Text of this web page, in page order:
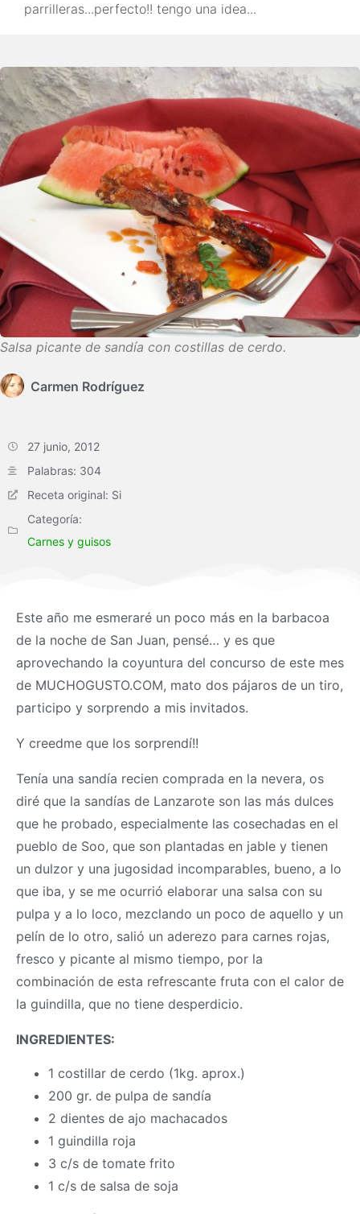
parrilleras...perfecto!! tengo una idea...
Salsa picante de sandía con costillas de cerdo.
Carmen Rodríguez
27 junio, 2012
Palabras: 304
Receta original: Si
Categoría:
Carnes y guisos
Este año me esmeraré un poco más en la barbacoa
de la noche de San Juan, pensé… y es que
aprovechando la coyuntura del concurso de este mes
de MUCHOGUSTO.COM, mato dos pájaros de un tiro,
participo y sorprendo a mis invitados.
Y creedme que los sorprendí!!
Tenía una sandía recien comprada en la nevera, os
diré que la sandías de Lanzarote son las más dulces
que he probado, especialmente las cosechadas en el
pueblo de Soo, que son plantadas en jable y tienen
un dulzor y una jugosidad incomparables, bueno, a lo
que iba, y se me ocurrió elaborar una salsa con su
pulpa y a lo loco, mezclando un poco de aquello y un
pelín de lo otro, salió un aderezo para carnes rojas,
fresco y picante al mismo tiempo, por la
combinación de esta refrescante fruta con el calor de
la guindilla, que no tiene desperdicio.
INGREDIENTES:
1 costillar de cerdo (1kg. aprox.)
200 gr. de pulpa de sandía
2 dientes de ajo machacados
1 guindilla roja
3 c/s de tomate frito
1 c/s de salsa de soja